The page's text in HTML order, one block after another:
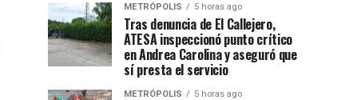
METRÓPOLIS 5 horas ago
Tras denuncia de El Callejero,
ATESA inspeccionó punto crítico
en Andrea Carolina y aseguró que
sí presta el servicio
METRÓPOLIS 5 horas ago